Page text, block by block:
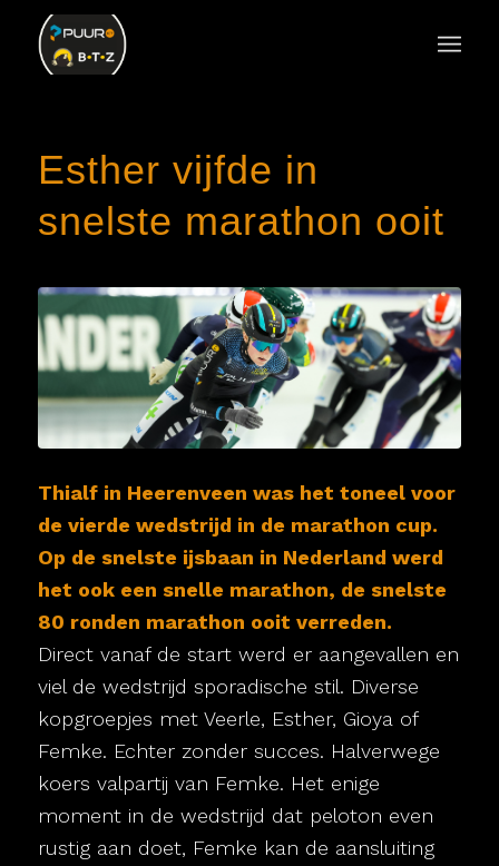
Esther vijfde in
snelste marathon ooit
Thialf in Heerenveen was het toneel voor
de vierde wedstrijd in de marathon cup.
Op de snelste ijsbaan in Nederland werd
het ook een snelle marathon, de snelste
80 ronden marathon ooit verreden.
Direct vanaf de start werd er aangevallen en
viel de wedstrijd sporadische stil. Diverse
kopgroepjes met Veerle, Esther, Gioya of
Femke. Echter zonder succes. Halverwege
koers valpartij van Femke. Het enige
moment in de wedstrijd dat peloton even
rustig aan doet, Femke kan de aansluiting